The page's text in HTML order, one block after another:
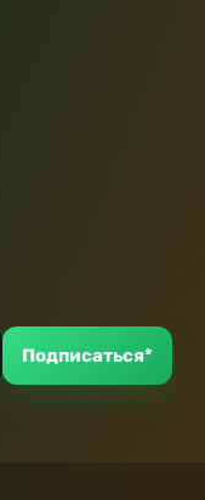
Подписаться*